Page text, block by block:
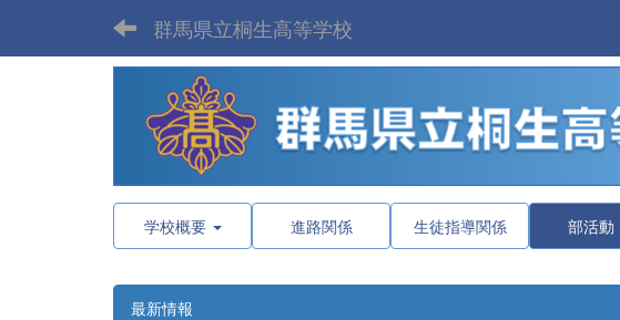
群馬県立桐生高等学校
学校概要 進路関係 生徒指導関係 部活動
最新情報